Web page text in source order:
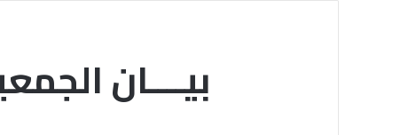
بيــــان